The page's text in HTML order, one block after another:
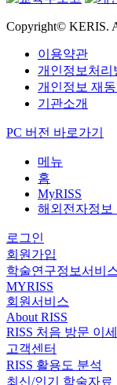
Copyright© KERIS.
이용약관
개인정보처리
개인정보 재동
기관소개
PC 버전 바로가기
메뉴
홈
MyRISS
해외전자정보
로그인
회원가입
학술연구정보서비
MYRISS
회원서비스
About RISS
RISS 처음 방문 이
고객센터
RISS 활용도 분석
최신/인기 학술자료